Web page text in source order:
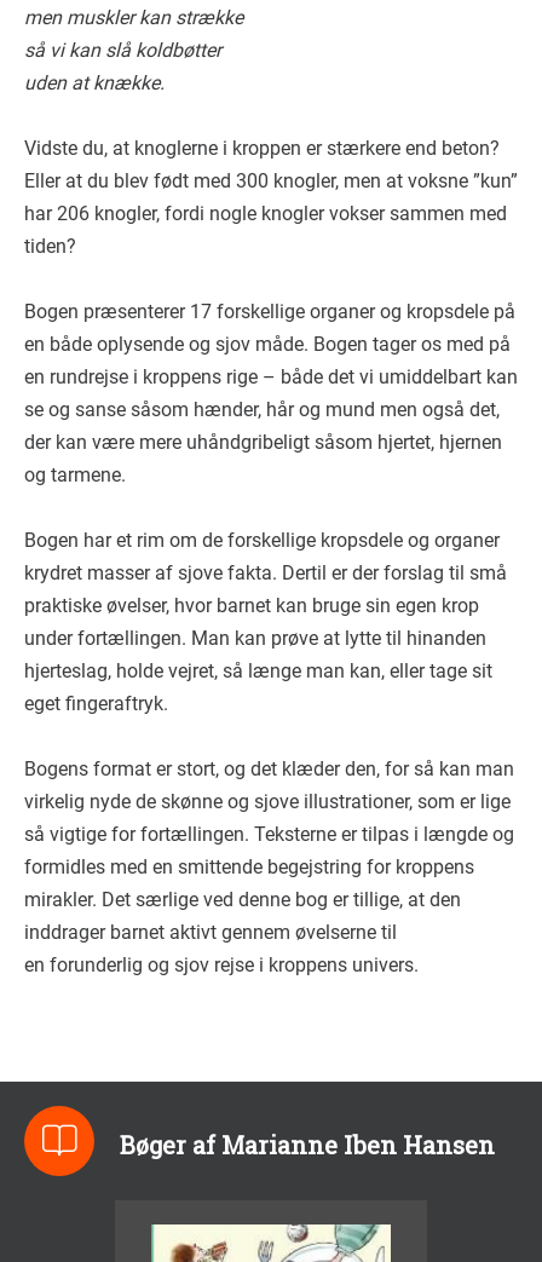
men muskler kan strække
så vi kan slå koldbøtter
uden at knække.
Vidste du, at knoglerne i kroppen er stærkere end beton?
Eller at du blev født med 300 knogler, men at voksne ”kun”
har 206 knogler, fordi nogle knogler vokser sammen med
tiden?
Bogen præsenterer 17 forskellige organer og kropsdele på
en både oplysende og sjov måde. Bogen tager os med på
en rundrejse i kroppens rige – både det vi umiddelbart kan
se og sanse såsom hænder, hår og mund men også det,
der kan være mere uhåndgribeligt såsom hjertet, hjernen
og tarmene.
Bogen har et rim om de forskellige kropsdele og organer
krydret masser af sjove fakta. Dertil er der forslag til små
praktiske øvelser, hvor barnet kan bruge sin egen krop
under fortællingen. Man kan prøve at lytte til hinanden
hjerteslag, holde vejret, så længe man kan, eller tage sit
eget fingeraftryk.
Bogens format er stort, og det klæder den, for så kan man
virkelig nyde de skønne og sjove illustrationer, som er lige
så vigtige for fortællingen. Teksterne er tilpas i længde og
formidles med en smittende begejstring for kroppens
mirakler. Det særlige ved denne bog er tillige, at den
inddrager barnet aktivt gennem øvelserne til
en forunderlig og sjov rejse i kroppens univers.
Bøger af Marianne Iben Hansen